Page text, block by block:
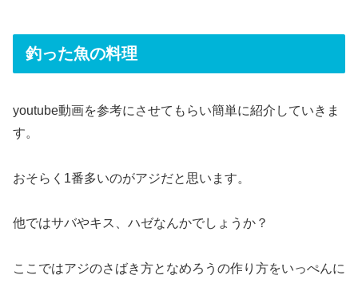
釣った魚の料理
youtube動画を参考にさせてもらい簡単に紹介していきま
す。
おそらく1番多いのがアジだと思います。
他ではサバやキス、ハゼなんかでしょうか？
ここではアジのさばき方となめろうの作り方をいっぺんに